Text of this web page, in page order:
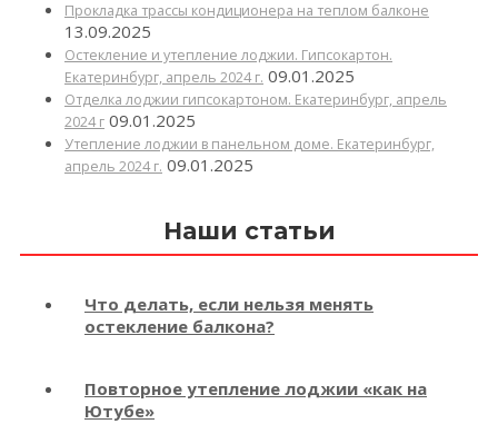
Прокладка трассы кондиционера на теплом балконе
13.09.2025
Остекление и утепление лоджии. Гипсокартон.
Екатеринбург, апрель 2024 г. 09.01.2025
Отделка лоджии гипсокартоном. Екатеринбург, апрель
2024 г 09.01.2025
Утепление лоджии в панельном доме. Екатеринбург,
апрель 2024 г. 09.01.2025
Наши статьи
Что делать, если нельзя менять
остекление балкона?
Повторное утепление лоджии «как на
Ютубе»